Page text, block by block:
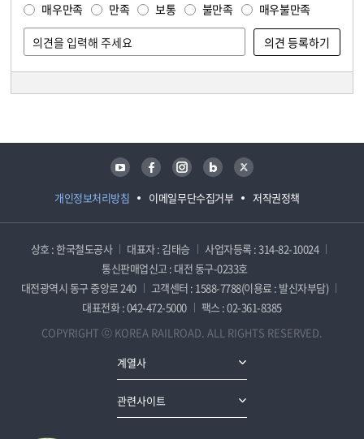
매우만족 만족 보통 불만족 매우불만족
개인정보처리방침 이메일무단수집거부 저작권정책
유튜브 페이스북 인스타그램 블로그 트위터
상호 : 한국철도공사 대표자 : 김태승
사업자등록 : 314-82-10024
통신판매업신고 : 대전 동구-0233호
대전광역시 동구 중앙로 240
고객센터 : 1588-7788(이용료 : 발신자부담)
대표전화 : 042-472-5000
팩스 : 02-361-8385
COPYRIGHT ⓒ KOREA RAILROAD. ALL RIGHTS RESERVED.
계열사
관련사이트